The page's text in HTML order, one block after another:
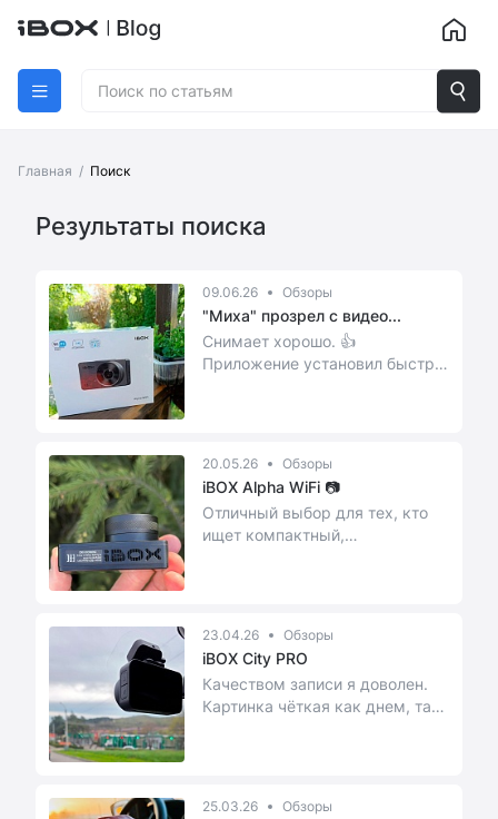
Главная / Поиск
Результаты поиска
09.06.26 Обзоры
"Миха" прозрел с видео...
Снимает хорошо. 👍
Приложение установил быстро.
20.05.26 Обзоры
iBOX Alpha WiFi 📷
Отличный выбор для тех, кто
ищет компактный,
23.04.26 Обзоры
iBOX City PRO
​Качеством записи я доволен.
Картинка чёткая как днем, так
25.03.26 Обзоры